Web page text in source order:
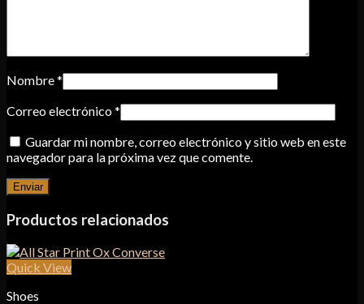
Nombre*
Correo electrónico*
Guardar mi nombre, correo electrónico y sitio web en este
navegador para la próxima vez que comente.
Productos relacionados
Quick View
Shoes